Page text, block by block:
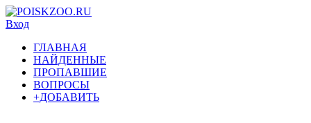
Вход
ГЛАВНАЯ
НАЙДЕННЫЕ
ПРОПАВШИЕ
ВОПРОСЫ
+ДОБАВИТЬ